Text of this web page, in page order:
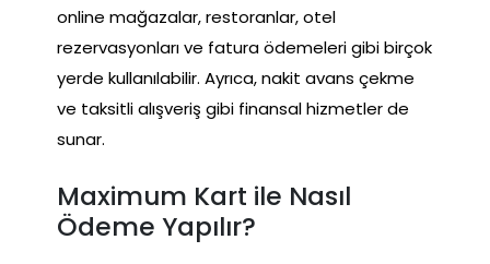
online mağazalar, restoranlar, otel
rezervasyonları ve fatura ödemeleri gibi birçok
yerde kullanılabilir. Ayrıca, nakit avans çekme
ve taksitli alışveriş gibi finansal hizmetler de
sunar.
Maximum Kart ile Nasıl
Ödeme Yapılır?